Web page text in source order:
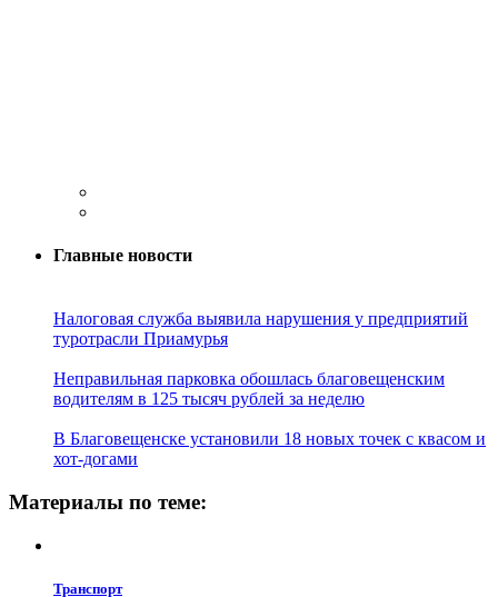
Главные новости
Налоговая служба выявила нарушения у предприятий
туротрасли Приамурья
Неправильная парковка обошлась благовещенским
водителям в 125 тысяч рублей за неделю
В Благовещенске установили 18 новых точек с квасом и
хот-догами
Материалы по теме:
Транспорт